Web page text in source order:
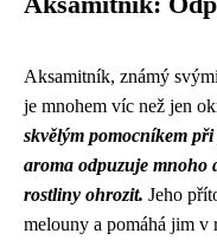
Aksamitník, známý
je mnohem víc než jen
skvělým pomocníkem
aroma odpuzuje mnoho
rostliny ohrozit. Jeho
melouny a pomáhá jim v